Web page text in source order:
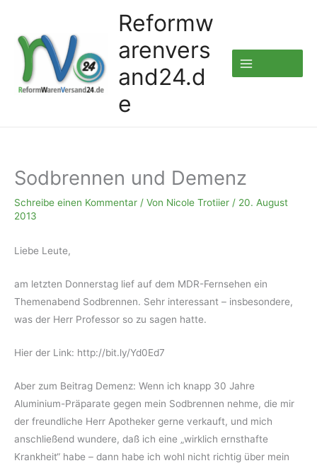
springen
Reformw
arenvers
and24.d
e
Sodbrennen und Demenz
Schreibe einen Kommentar / Von Nicole Trotiier / 20. August
2013
Liebe Leute,
am letzten Donnerstag lief auf dem MDR-Fernsehen ein
Themenabend Sodbrennen. Sehr interessant – insbesondere,
was der Herr Professor so zu sagen hatte.
Hier der Link: http://bit.ly/Yd0Ed7
Aber zum Beitrag Demenz: Wenn ich knapp 30 Jahre
Aluminium-Präparate gegen mein Sodbrennen nehme, die mir
der freundliche Herr Apotheker gerne verkauft, und mich
anschließend wundere, daß ich eine „wirklich ernsthafte
Krankheit“ habe – dann habe ich wohl nicht richtig über mein